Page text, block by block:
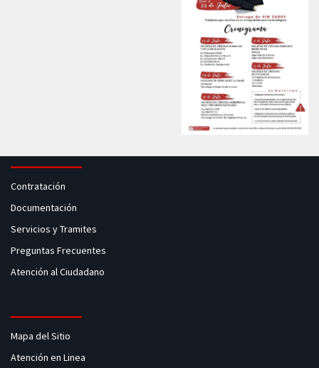
Contratación
Documentación
Servicios y Tramites
Preguntas Frecuentes
Atención al Ciudadano
Mapa del Sitio
Atención en Linea